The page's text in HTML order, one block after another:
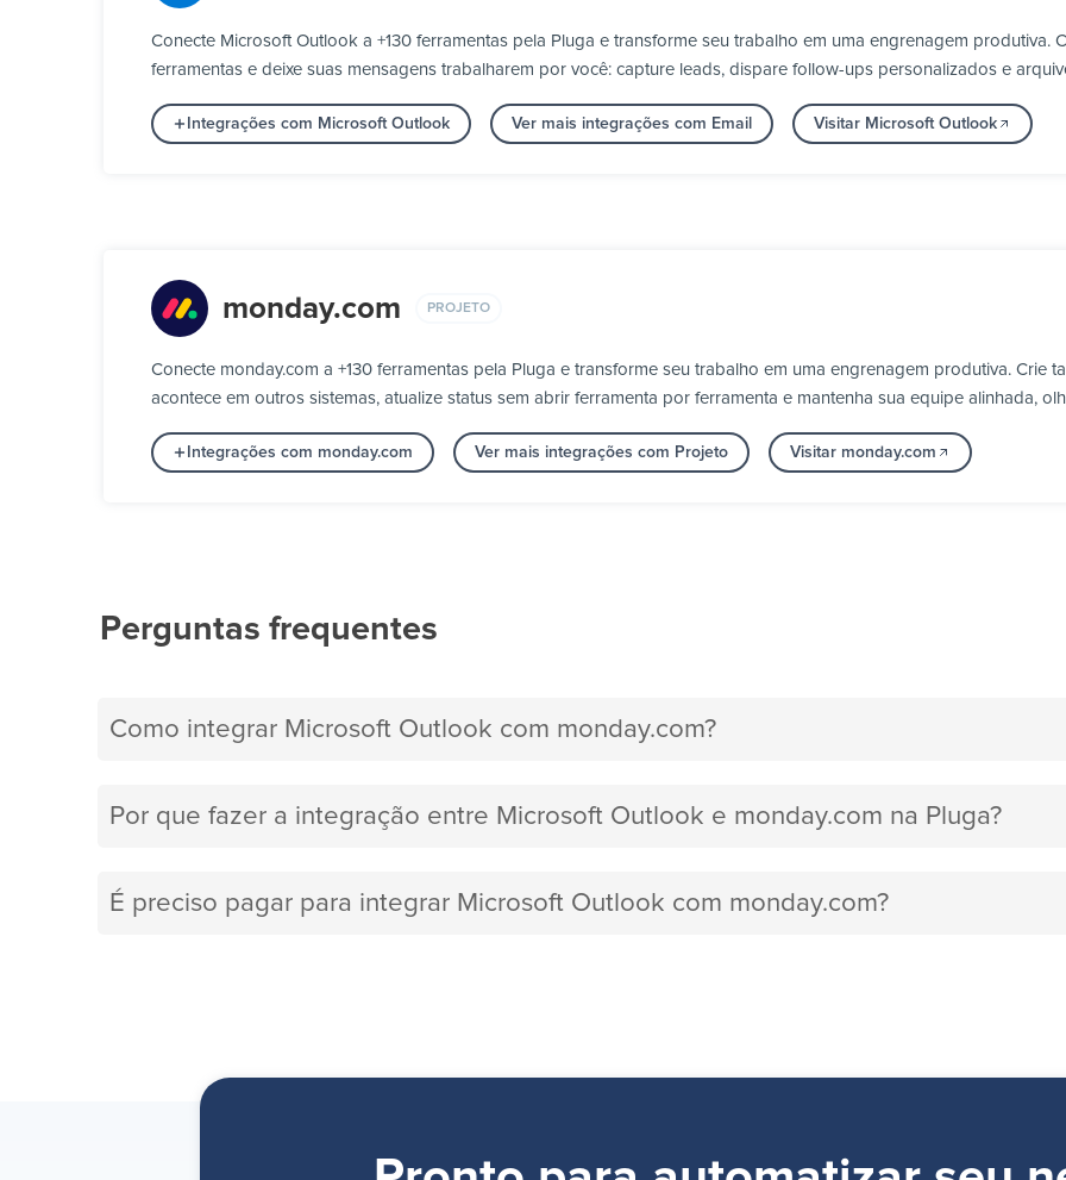
Conecte Microsoft Outlook a +130 ferramentas pela Pluga e transforme seu trabalho em uma engrenagem produtiva.
ferramentas e deixe suas mensagens trabalharem por você: capture leads, dispare follow-ups personalizados e
Integrações com Microsoft Outlook Ver mais integrações com Email Visitar Microsoft Outlook
monday.com PROJETO
Conecte monday.com a +130 ferramentas pela Pluga e transforme seu trabalho em uma engrenagem produtiva. Crie
acontece em outros sistemas, atualize status sem abrir ferramenta por ferramenta e mantenha sua equipe alinhada,
Integrações com monday.com Ver mais integrações com Projeto Visitar monday.com
Perguntas frequentes
Como integrar Microsoft Outlook com monday.com?
Por que fazer a integração entre Microsoft Outlook e monday.com na Pluga?
É preciso pagar para integrar Microsoft Outlook com monday.com?